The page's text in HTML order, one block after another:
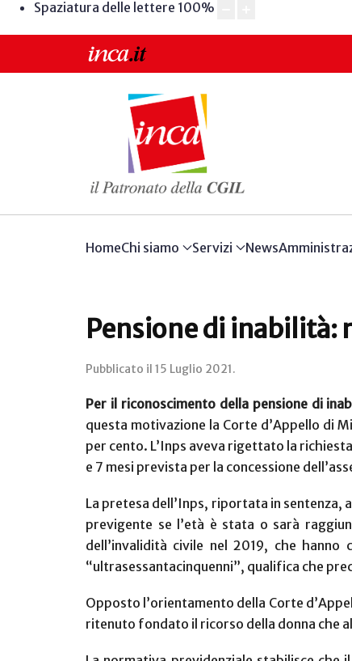
Spaziatura delle lettere 100%
HomeChi siamo Servizi News
Pensione di inabilità:
Pubblicato il 15 Luglio 2021.
Per il riconoscimento della pensione di
questa motivazione la Corte d’Appello di
per cento. L’Inps aveva rigettato la
e 7 mesi prevista per la concessione
La pretesa dell’Inps, riportata in
previgente se l’età è stata o sarà
dell’invalidità civile nel 2019, che
“ultrasessantacinquenni”, qualifica che
Opposto l’orientamento della Corte
ritenuto fondato il ricorso della donna che